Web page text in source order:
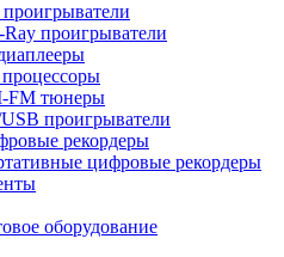
проигрыватели
FM тюнеры
проигрыватели
рекордеры
цифровые рекордеры
оборудование